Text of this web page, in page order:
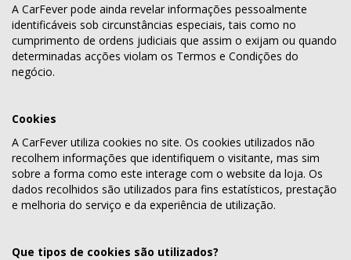
A CarFever pode ainda revelar informações pessoalmente
identificáveis ​​sob circunstâncias especiais, tais como no
cumprimento de ordens judiciais que assim o exijam ou quando
determinadas acções violam os Termos e Condições do
negócio.
Cookies
A CarFever utiliza cookies no site. Os cookies utilizados não
recolhem informações que identifiquem o visitante, mas sim
sobre a forma como este interage com o website da loja. Os
dados recolhidos são utilizados para fins estatísticos, prestação
e melhoria do serviço e da experiência de utilização.
Que tipos de cookies são utilizados?